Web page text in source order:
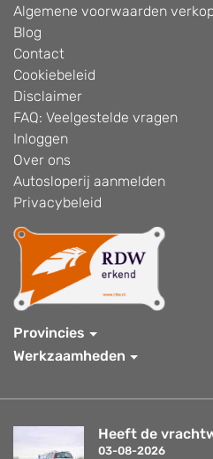
Algemene voorwaarden
Blog
Contact
Cookiebeleid
Disclaimer
FAQ: Veelgestelde vragen
Inloggen
Over ons
Autosloperij aanmelden
Privacybeleid
Provincies
Werkzaamheden
Heeft de
03-08-2026